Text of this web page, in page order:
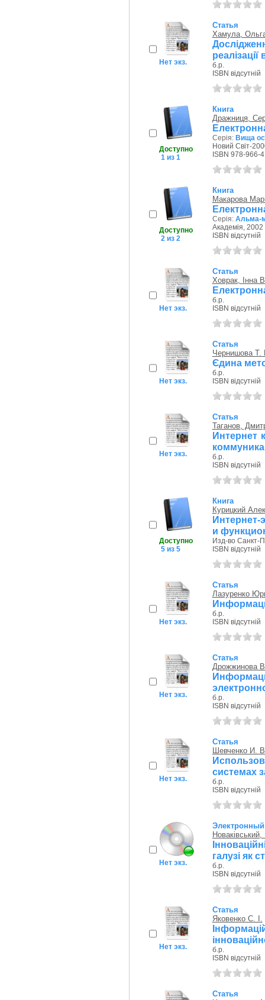
Нет экз.
Статья
Хамула,
б.р.
ISBN відсутній
Доступно
1 из 1
Книга
Дражниця,
Серія: Вища
Новий Світ-
ISBN 978-966-
Доступно
2 из 2
Книга
Макарова
Серія: Альма-
Академія, 2002
ISBN відсутній
Нет экз.
Статья
Ховрак, Інна
б.р.
ISBN відсутній
Нет экз.
Статья
Чернишова Т.
Єдина
б.р.
ISBN відсутній
Нет экз.
Статья
Таганов,
Интернет
б.р.
ISBN відсутній
Доступно
5 из 5
Книга
Курицкий
и
Изд-во Санкт-
ISBN відсутній
Нет экз.
Статья
Лазуренко
б.р.
ISBN відсутній
Нет экз.
Статья
Дрожжинова
б.р.
ISBN відсутній
Нет экз.
Статья
Шевченко И.
системах
б.р.
ISBN відсутній
Нет экз.
Электронный
Новаківський,
галузі як
б.р.
ISBN відсутній
Нет экз.
Статья
Яковенко С. І.
б.р.
ISBN відсутній
Статья